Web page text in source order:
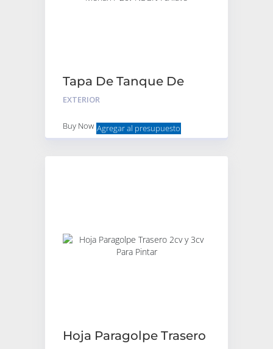
Tapa De Tanque De
Nafta 3cv / Mehari / 2cv
EXTERIOR
Buy Now Agregar al presupuesto
Hoja Paragolpe Trasero